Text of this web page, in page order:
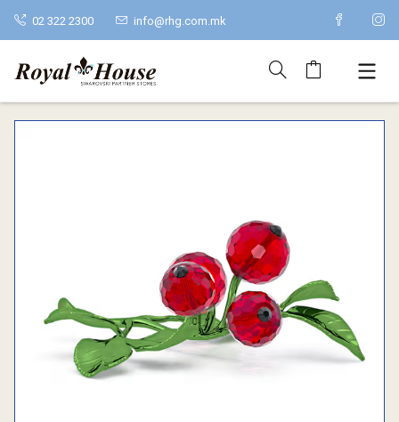
02 322 2300 info@rhg.com.mk